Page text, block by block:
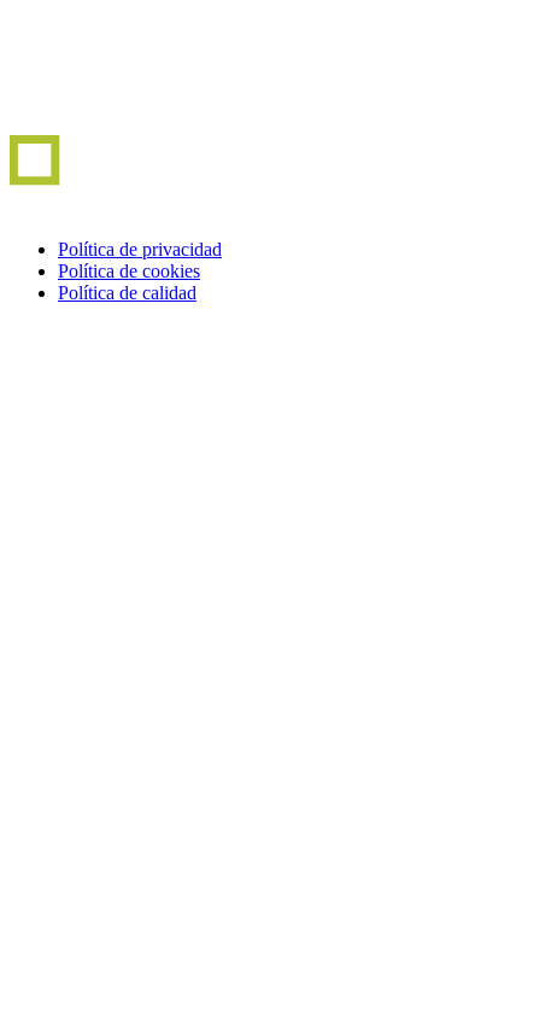
Política de privacidad
Política de cookies
Política de calidad